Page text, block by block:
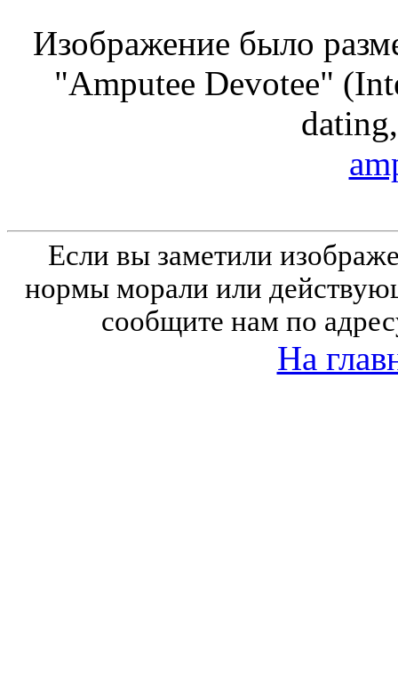
Изображение было
"Amputee Devotee"
Если вы заметили
нормы морали или
сообщите нам по
На